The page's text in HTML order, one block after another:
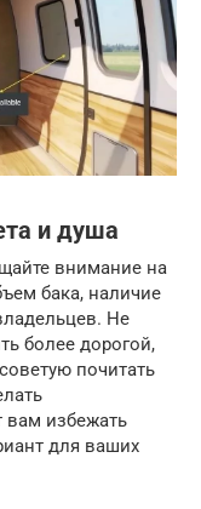
и душа
внимание на
бака, наличие
Не
более дорогой,
почитать
избежать
для ваших